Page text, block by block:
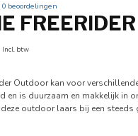
0 beoordelingen
Incl. btw
Outdoor kan voor
en is duurzaam en makkelijk in
outdoor laars bij een steeds